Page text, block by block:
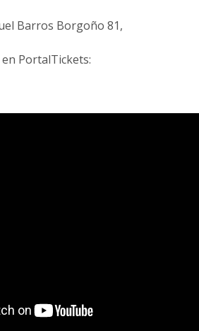
Barros Borgoño 81,
PortalTickets: